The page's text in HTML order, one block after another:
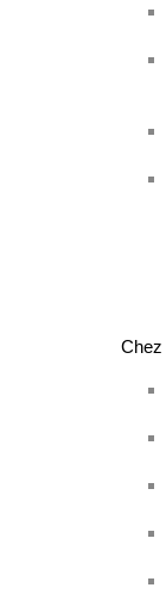
Chez